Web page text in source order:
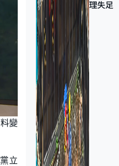
變
立
理失足